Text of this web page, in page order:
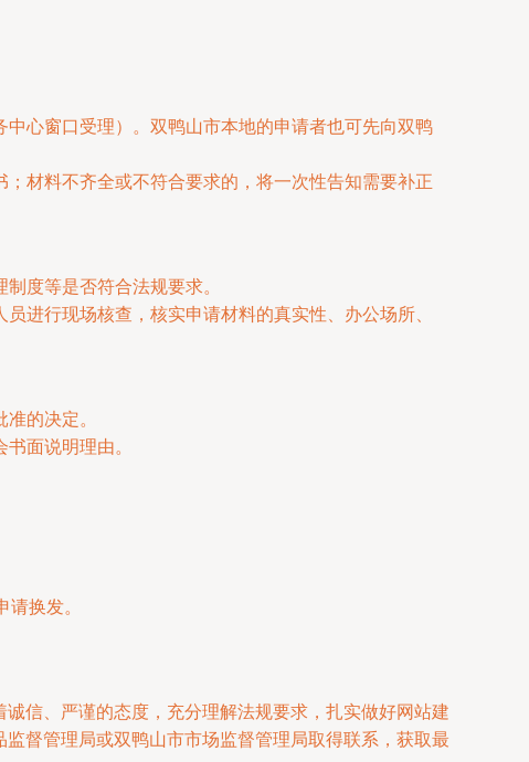
心窗口受理）。双鸭山市本地的申请者也可先向双鸭
材料不齐全或不符合要求的，将一次性告知需要补正
度等是否符合法规要求。
进行现场核查，核实申请材料的真实性、办公场所、
的决定。
面说明理由。
换发。
信、严谨的态度，充分理解法规要求，扎实做好网站建
督管理局或双鸭山市市场监督管理局取得联系，获取最